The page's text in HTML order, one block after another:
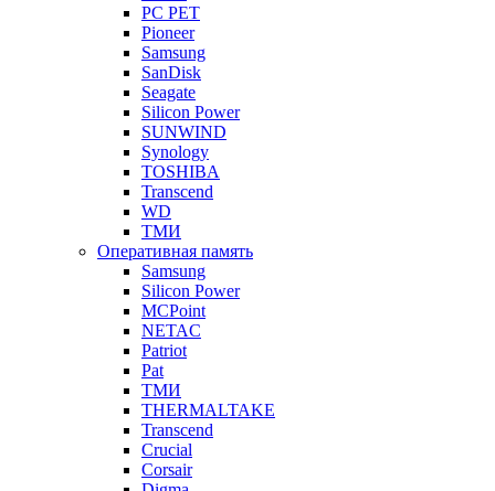
PC PET
Pioneer
Samsung
SanDisk
Seagate
Silicon Power
SUNWIND
Synology
TOSHIBA
Transcend
WD
ТМИ
Оперативная память
Samsung
Silicon Power
MCPoint
NETAC
Patriot
Pat
ТМИ
THERMALTAKE
Transcend
Crucial
Corsair